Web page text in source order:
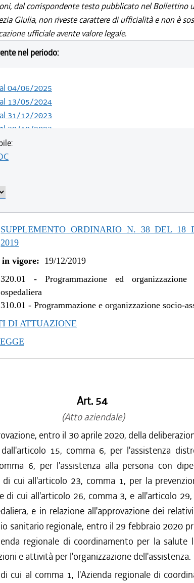
dal corrispondente testo pubblicato nel Bollettino
Giulia, non riveste carattere di ufficialità e non è
ufficiale avente valore legale.
nel periodo:
04/06/2025
13/05/2024
31/12/2023
30/10/2023
31/12/2022
31/12/2021
31/12/2020
11/11/2020
01/07/2020
SUPPLEMENTO ORDINARIO N. 38 DEL 18
2019
vigore: 19/12/2019
320.01 -Programmazione ed
ospedaliera
310.01 -Programmazione e organizzazione socio-
DI ATTUAZIONE
Art. 54
(Atto aziendale)
entro il 30 aprile 2020, della
15, comma 6, per l'assistenza
6, per l'assistenza alla persona con
cui all'articolo 23, comma 1, per la
di cui all'articolo 26, comma 3, e all'articolo
e in relazione all'approvazione dei
sanitario regionale, entro il 29 febbraio 2020
regionale di coordinamento per la salute
e attività per l'organizzazione dell'assistenza.
cui al comma 1, l'Azienda regionale di